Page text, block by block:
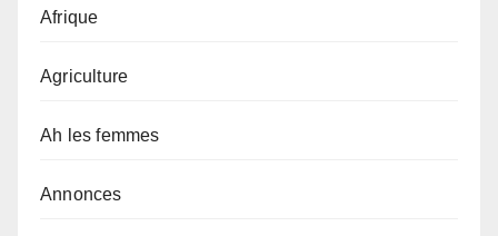
Afrique
Agriculture
Ah les femmes
Annonces